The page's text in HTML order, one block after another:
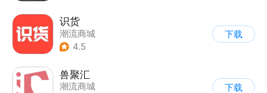
识货
潮流商城
4.5
下载
兽聚汇
潮流商城
下载